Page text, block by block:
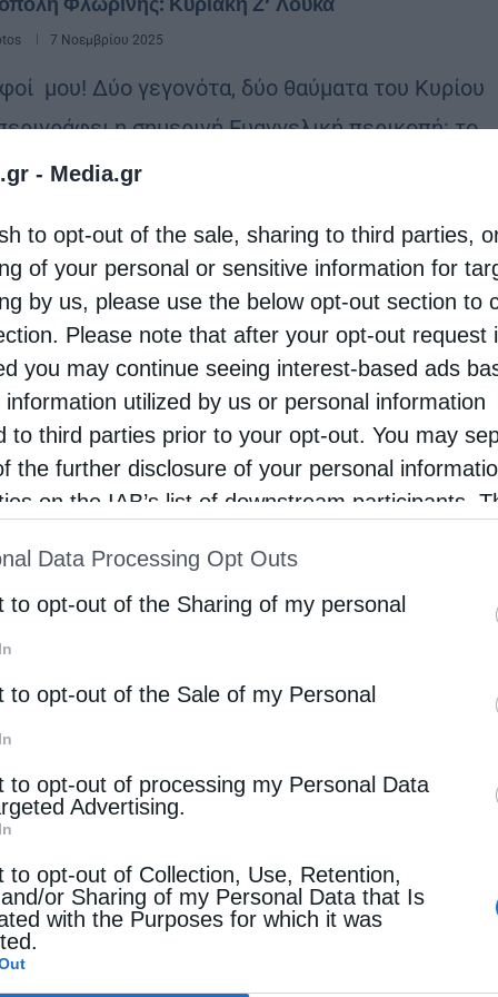
- Media.gr
to opt-out of the sale, sharing to third parties,
of your personal or sensitive information for
by us, please use the below opt-out section to
Please note that after your opt-out request
you may continue seeing interest-based ads
information utilized by us or personal information
to third parties prior to your opt-out. You may
the further disclosure of your personal
on the IAB’s list of downstream participants.
of Downstream Participantsthat may further
parties.
Data Processing Opt Outs
to opt-out of the Sharing of my personal
to opt-out of the Sale of my Personal
to opt-out of processing my Personal Data
Advertising.
to opt-out of Collection, Use, Retention,
or Sharing of my Personal Data that Is
with the Purposes for which it was
7 Νοεμβρίου 2025
μου! Δύο γεγονότα, δύο θαύματα του Κυρίου
η σημερινή Ευαγγελική περικοπή: το
είναι η ανάσταση της θυγατέρας του Ιαείρου
του πλούσιου και του φτωχού Λάζάρου
1 Νοεμβρίου 2025
μας παρουσιάζει στην ευαγγελική περικοπή
της Κυριακής ένα κακό πλούσιο κι ένα καλό
Θα μπορούσε κάλλιστα να αντιστρέψει τη
και να μας παρουσιάσει ένα κακό …
της Κυριακής Γ΄ Λουκά
(Β΄ Κορ. ια΄ 31-33, ιβ΄ 1-9) Αδελφοί, ο
πατήρ του Κυρίου ημών Ιησού Χριστού οίδεν,
ο …